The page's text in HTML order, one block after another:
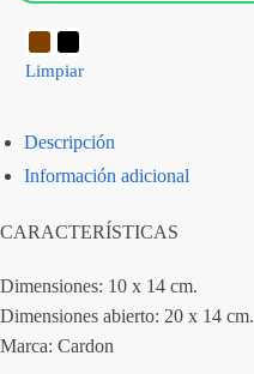
Limpiar
Descripción
Información adicional
CARACTERÍSTICAS
Dimensiones: 10 x 14 cm.
Dimensiones abierto: 20 x 14 cm.
Marca: Cardon